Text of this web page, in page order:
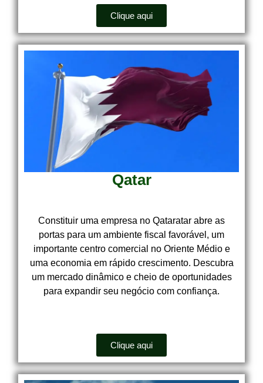
Clique aqui
Qatar
Constituir uma empresa no Qataratar abre as
portas para um ambiente fiscal favorável, um
importante centro comercial no Oriente Médio e
uma economia em rápido crescimento. Descubra
um mercado dinâmico e cheio de oportunidades
para expandir seu negócio com confiança.
Clique aqui